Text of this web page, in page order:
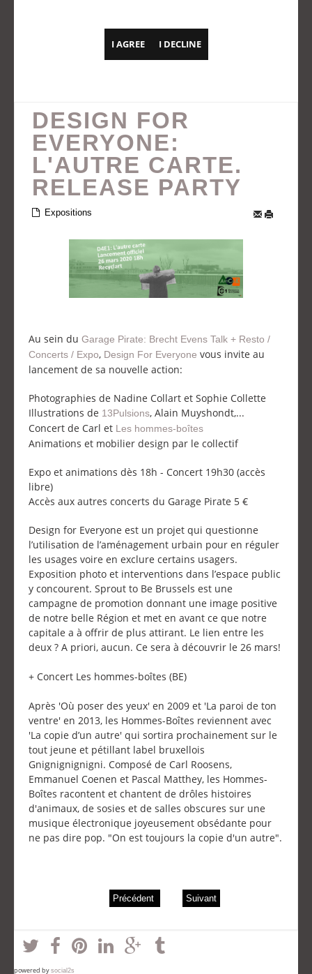
I AGREE I DECLINE
DESIGN FOR
EVERYONE:
L'AUTRE CARTE.
RELEASE PARTY
Expositions
Au sein du Garage Pirate: Brecht Evens Talk + Resto /
Concerts / Expo, Design For Everyone vous invite au
lancement de sa nouvelle action:
Photographies de Nadine Collart et Sophie Collette
Illustrations de 13Pulsions, Alain Muyshondt,...
Concert de Carl et Les hommes-boîtes
Animations et mobilier design par le collectif
Expo et animations dès 18h - Concert 19h30 (accès
libre)
Accès aux autres concerts du Garage Pirate 5 €
Design for Everyone est un projet qui questionne
l’utilisation de l’aménagement urbain pour en réguler
les usages voire en exclure certains usagers.
Exposition photo et interventions dans l’espace public
y concourent. Sprout to Be Brussels est une
campagne de promotion donnant une image positive
de notre belle Région et met en avant ce que notre
capitale a à offrir de plus attirant. Le lien entre les
deux ? A priori, aucun. Ce sera à découvrir le 26 mars!
+ Concert Les hommes-boîtes (BE)
Après 'Où poser des yeux' en 2009 et 'La paroi de ton
ventre' en 2013, les Hommes-Boîtes reviennent avec
'La copie d’un autre' qui sortira prochainement sur le
tout jeune et pétillant label bruxellois
Gnignignignigni. Composé de Carl Roosens,
Emmanuel Coenen et Pascal Matthey, les Hommes-
Boîtes racontent et chantent de drôles histoires
d'animaux, de sosies et de salles obscures sur une
musique électronique joyeusement obsédante pour
ne pas dire pop. "On est toujours la copie d'un autre".
Précédent Suivant
powered by social2s